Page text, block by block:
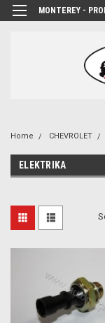
MONTEREY -
Home CHEVROLET
ELEKTRIKA